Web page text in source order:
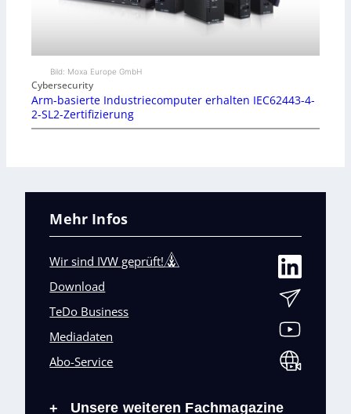
Bild: Moxa Europe GmbH
Cybersecurity
Arm-basierte Industriecomputer erhalten IEC62443-4-
2-SL2-Zertifizierung
Mehr Infos
Wir sind IVW geprüft!
Download
TeDo Business
Mediadaten
Abo-Service
+ Unsere weiteren Fachmagazine